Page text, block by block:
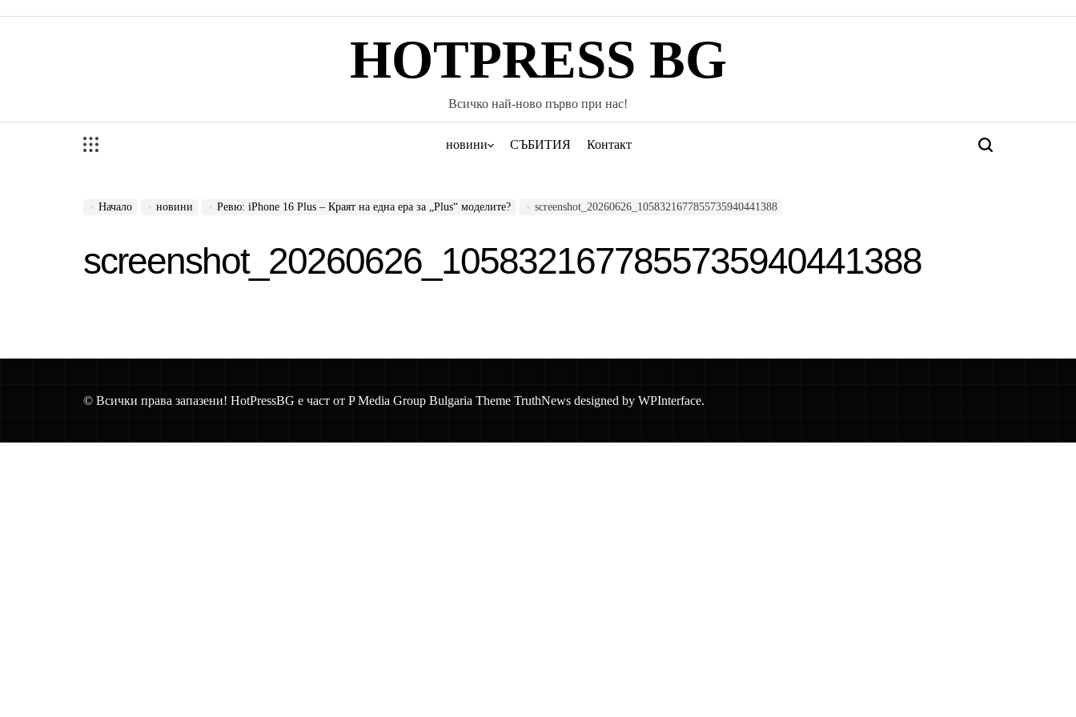
HOTPRESS BG
Всичко най-ново първо при нас!
новини СЪБИТИЯ Контакт Търсене
Начало новини Ревю: iPhone 16 Plus – Краят на една ера за „Plus“ моделите? screenshot_20260626_1058321677855735940441388
screenshot_20260626_1058321677855735940441388
© Всички права запазени! HotPressBG е част от P Media Group Bulgaria Theme TruthNews designed byWPInterface.